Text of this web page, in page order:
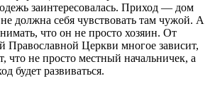
заинтересовалась. Приход — дом
должна себя чувствовать там чужой. А
что он не просто хозяин. От
Православной Церкви многое зависит,
что не просто местный начальничек, а
будет развиваться.